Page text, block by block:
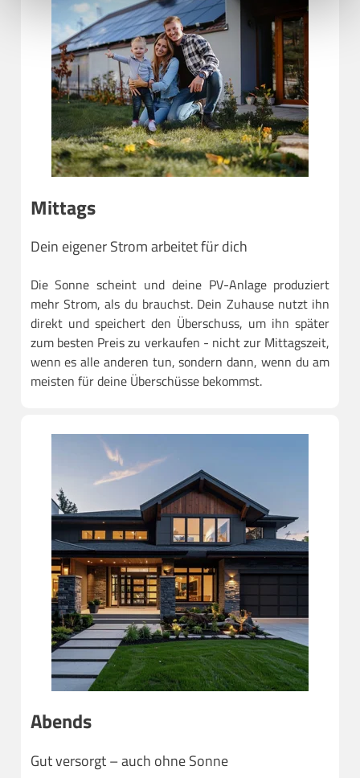
Uns ist Datenschutz wichtig, hier findest du unsere
Datenschutzbestimmungenund neoom AGBs.
Mittags
Dein eigener Strom arbeitet für dich
Die Sonne scheint und deine PV-Anlage produziert
mehr Strom, als du brauchst. Dein Zuhause nutzt ihn
direkt und speichert den Überschuss, um ihn später
zum besten Preis zu verkaufen - nicht zur Mittagszeit,
wenn es alle anderen tun, sondern dann, wenn du am
meisten für deine Überschüsse bekommst.
Abends
Gut versorgt – auch ohne Sonne